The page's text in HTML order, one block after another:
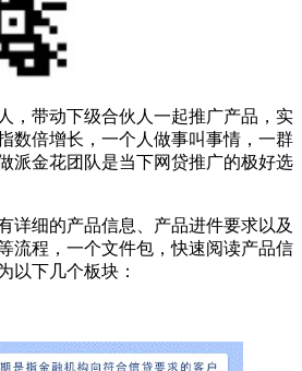
，带动下级合伙人一起推广产品，实
数倍增长，一个人做事叫事情，一群
派金花团队是当下网贷推广的极好选
详细的产品信息、产品进件要求以及
流程，一个文件包，快速阅读产品信
以下几个板块：